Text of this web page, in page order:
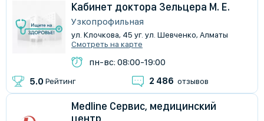
Кабинет доктора Зельцера М. Е.
Узкопрофильная
ул. Клочкова, 45 уг. ул. Шевченко, Алматы
Смотреть на карте
пн-вс: 08:00-19:00
5.0 Рейтинг 2 486 отзывов
Medline Сервис, медицинский
центр